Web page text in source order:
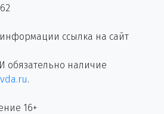
ссылка на сайт
обязательно наличие
.
16+